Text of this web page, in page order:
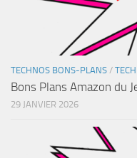
TECHNOS BONS-PLANS /
Bons Plans Amazon du
29 JANVIER 2026